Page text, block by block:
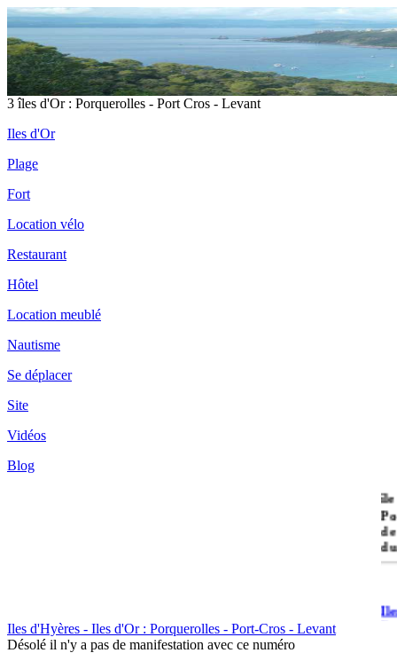
3 îles d'Or : Porquerolles - Port Cros - Levant
Iles d'Or
Plage
Fort
Location vélo
Restaurant
Hôtel
Location meublé
Nautisme
Se déplacer
Site
Vidéos
Blog
île
Iles d'Hyères - Iles d'Or : Porquerolles - Port-Cros - Levant
Désolé il n'y a pas de manifestation avec ce numéro